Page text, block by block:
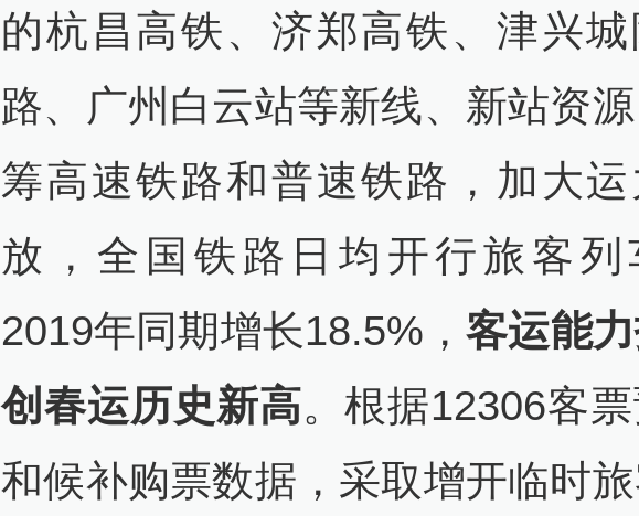
的杭昌高铁、济郑高铁、津兴城
路、广州白云站等新线、新站资
筹高速铁路和普速铁路，加大运
放，全国铁路日均开行旅客列
2019年同期增长18.5%，客运能
创春运历史新高。根据12306客
和候补购票数据，采取增开临时旅